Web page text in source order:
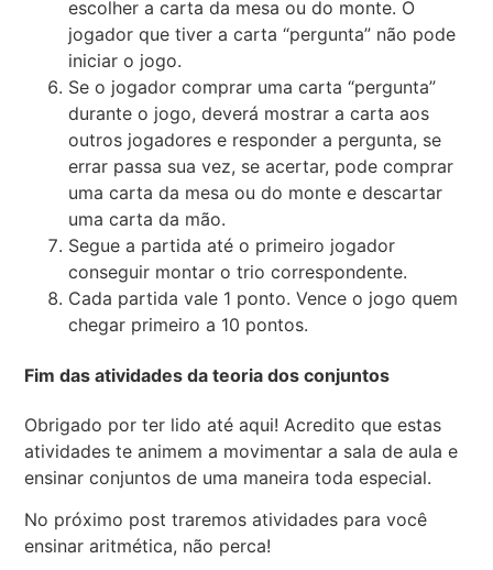
escolher a carta da mesa ou do monte. O
jogador que tiver a carta “pergunta” não pode
iniciar o jogo.
Se o jogador comprar uma carta “pergunta”
durante o jogo, deverá mostrar a carta aos
outros jogadores e responder a pergunta, se
errar passa sua vez, se acertar, pode comprar
uma carta da mesa ou do monte e descartar
uma carta da mão.
Segue a partida até o primeiro jogador
conseguir montar o trio correspondente.
Cada partida vale 1 ponto. Vence o jogo quem
chegar primeiro a 10 pontos.
Fim das atividades da teoria dos conjuntos
Obrigado por ter lido até aqui! Acredito que estas
atividades te animem a movimentar a sala de aula e
ensinar conjuntos de uma maneira toda especial.
No próximo post traremos atividades para você
ensinar aritmética, não perca!